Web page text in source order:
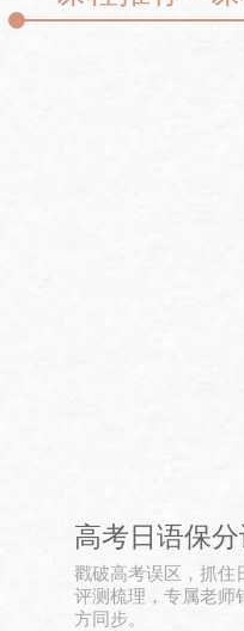
高考日语保分
戳破高考误区，抓住
评测梳理，专属老师
方同步。